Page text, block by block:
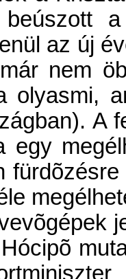
az új
nem
olyasmi,
A
egy